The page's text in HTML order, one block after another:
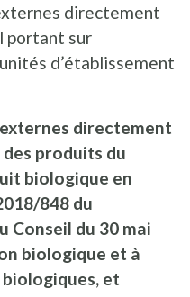
directement
portant sur
d’établissement
directement
produits du
biologique en
848 du
Conseil du 30 mai
biologique et à
et